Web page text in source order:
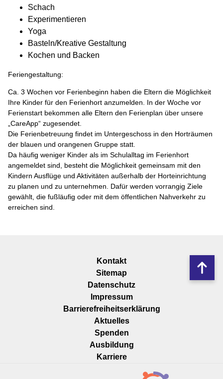
Schach
Experimentieren
Yoga
Basteln/Kreative Gestaltung
Kochen und Backen
Feriengestaltung:
Ca. 3 Wochen vor Ferienbeginn haben die Eltern die Möglichkeit
Ihre Kinder für den Ferienhort anzumelden. In der Woche vor
Ferienstart bekommen alle Eltern den Ferienplan über unsere
„CareApp“ zugesendet.
Die Ferienbetreuung findet im Untergeschoss in den Horträumen
der blauen und orangenen Gruppe statt.
Da häufig weniger Kinder als im Schulalltag im Ferienhort
angemeldet sind, besteht die Möglichkeit gemeinsam mit den
Kindern Ausflüge und Aktivitäten außerhalb der Horteinrichtung
zu planen und zu unternehmen. Dafür werden vorrangig Ziele
gewählt, die fußläufig oder mit dem öffentlichen Nahverkehr zu
erreichen sind.
Nach
oben
Navigation
überspringen
Kontakt
Sitemap
Datenschutz
Impressum
Barrierefreiheitserklärung
Navigation
überspringen
Aktuelles
Spenden
Ausbildung
Karriere